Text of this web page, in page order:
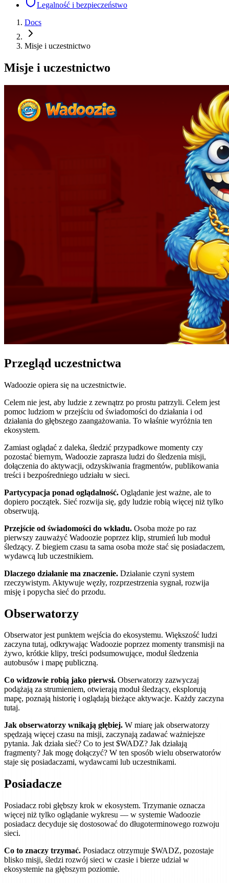
Legalność i bezpieczeństwo
Docs
Misje i uczestnictwo
Misje i uczestnictwo
Przegląd uczestnictwa
Wadoozie opiera się na uczestnictwie.
Celem nie jest, aby ludzie z zewnątrz po prostu patrzyli. Celem jest
pomoc ludziom w przejściu od świadomości do działania i od
działania do głębszego zaangażowania. To właśnie wyróżnia ten
ekosystem.
Zamiast oglądać z daleka, śledzić przypadkowe momenty czy
pozostać biernym, Wadoozie zaprasza ludzi do śledzenia misji,
dołączenia do aktywacji, odzyskiwania fragmentów, publikowania
treści i bezpośredniego udziału w sieci.
Partycypacja ponad oglądalność. Oglądanie jest ważne, ale to
dopiero początek. Sieć rozwija się, gdy ludzie robią więcej niż tylko
obserwują.
Przejście od świadomości do wkładu. Osoba może po raz
pierwszy zauważyć Wadoozie poprzez klip, strumień lub moduł
śledzący. Z biegiem czasu ta sama osoba może stać się posiadaczem,
wydawcą lub uczestnikiem.
Dlaczego działanie ma znaczenie. Działanie czyni system
rzeczywistym. Aktywuje węzły, rozprzestrzenia sygnał, rozwija
misję i popycha sieć do przodu.
Obserwatorzy
Obserwator jest punktem wejścia do ekosystemu. Większość ludzi
zaczyna tutaj, odkrywając Wadoozie poprzez momenty transmisji na
żywo, krótkie klipy, treści podsumowujące, moduł śledzenia
autobusów i mapę publiczną.
Co widzowie robią jako pierwsi. Obserwatorzy zazwyczaj
podążają za strumieniem, otwierają moduł śledzący, eksplorują
mapę, poznają historię i oglądają bieżące aktywacje. Każdy zaczyna
tutaj.
Jak obserwatorzy wnikają głębiej. W miarę jak obserwatorzy
spędzają więcej czasu na misji, zaczynają zadawać ważniejsze
pytania. Jak działa sieć? Co to jest $WADZ? Jak działają
fragmenty? Jak mogę dołączyć? W ten sposób wielu obserwatorów
staje się posiadaczami, wydawcami lub uczestnikami.
Posiadacze
Posiadacz robi głębszy krok w ekosystem. Trzymanie oznacza
więcej niż tylko oglądanie wykresu — w systemie Wadoozie
posiadacz decyduje się dostosować do długoterminowego rozwoju
sieci.
Co to znaczy trzymać. Posiadacz otrzymuje $WADZ, pozostaje
blisko misji, śledzi rozwój sieci w czasie i bierze udział w
ekosystemie na głębszym poziomie.